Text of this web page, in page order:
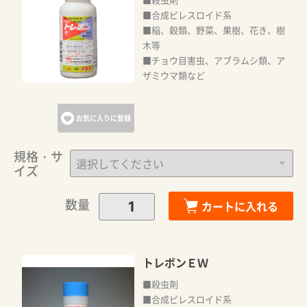
お気に入りに登録
■合成ピレスロイド系
■稲、穀類、野菜、果樹、花き、樹
木等
■チョウ目害虫、アブラムシ類、ア
ザミウマ類など
規格・サ
イズ
数量
カートに入れる
トレボンＥＷ
■殺虫剤
■合成ピレスロイド系